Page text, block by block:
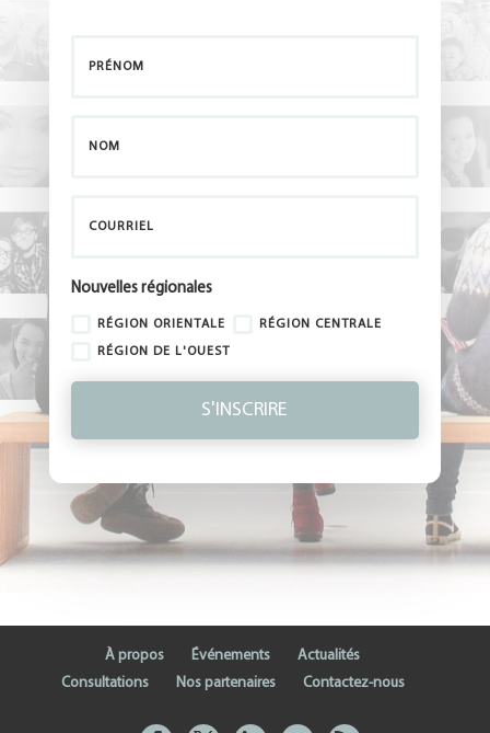
Nouvelles régionales
RÉGION ORIENTALE RÉGION CENTRALE
RÉGION DE L'OUEST
S'INSCRIRE
À propos Événements
Actualités
Consultations
Nos partenaires Contactez-nous